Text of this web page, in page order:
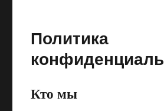
Политика
Кто мы